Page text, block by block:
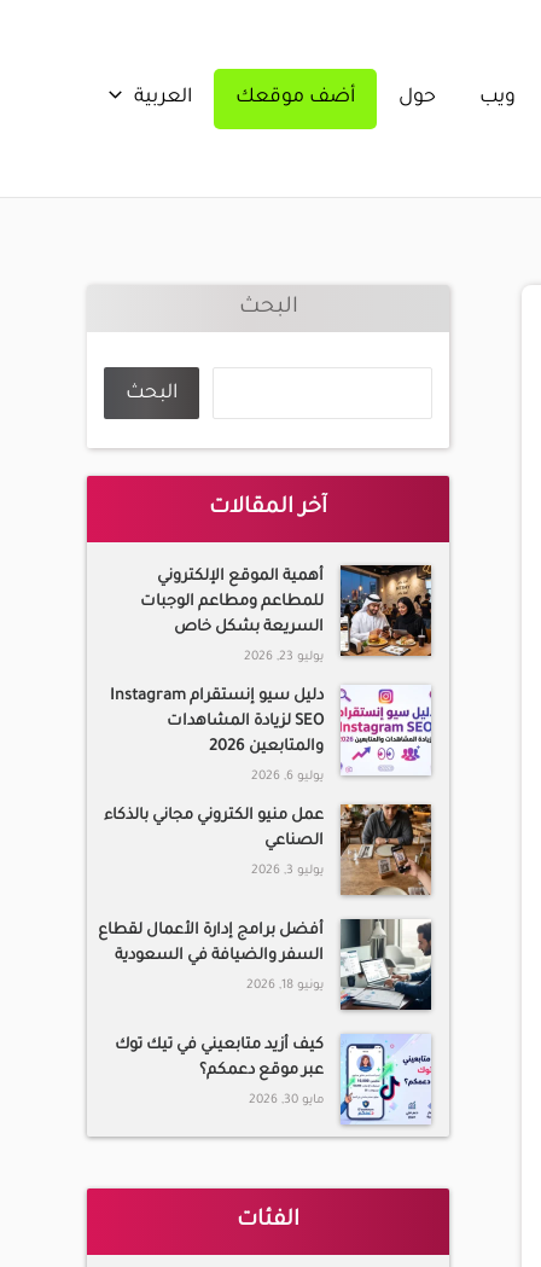
ويب حول أضف موقعك العربية
البحث
البحث
آخر المقالات
أهمية الموقع الإلكتروني
للمطاعم ومطاعم الوجبات
السريعة بشكل خاص
يوليو 23, 2026
دليل سيو إنستقرام Instagram
SEO لزيادة المشاهدات
والمتابعين 2026
يوليو 6, 2026
عمل منيو الكتروني مجاني بالذكاء
الصناعي
يوليو 3, 2026
أفضل برامج إدارة الأعمال لقطاع
السفر والضيافة في السعودية
يونيو 18, 2026
كيف أزيد متابعيني في تيك توك
عبر موقع دعمكم؟
مايو 30, 2026
الفئات